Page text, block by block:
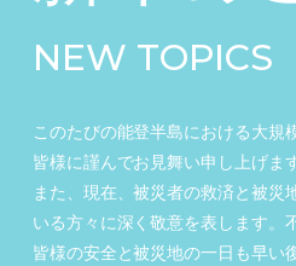
NEW TOPICS
このたびの能登半島における大規
皆様に謹んでお見舞い申し上げます
また、現在、被災者の救済と被災
いる方々に深く敬意を表します。
皆様の安全と被災地の一日も早い